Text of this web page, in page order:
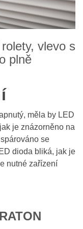
vlevo s
plně
měla by LED
je znázorněno na
se
dioda bliká, jak je
nutné zařízení